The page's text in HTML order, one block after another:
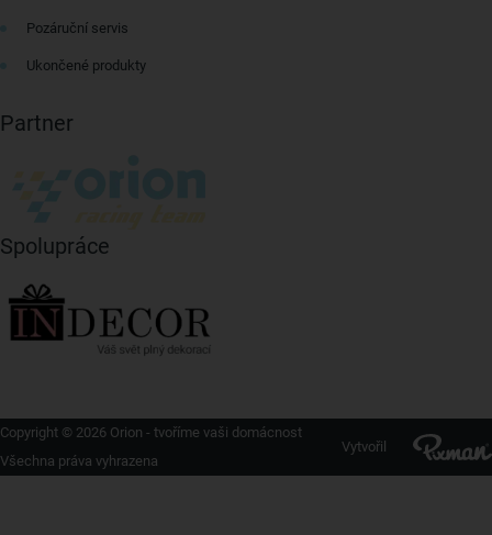
Pozáruční servis
Ukončené produkty
Partner
Spolupráce
Copyright © 2026 Orion - tvoříme vaši domácnost
Všechna práva vyhrazena
Vytvořil